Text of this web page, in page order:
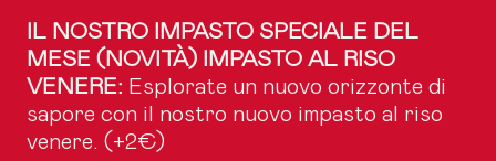
IL NOSTRO IMPASTO SPECIALE DEL
MESE (NOVITÀ) IMPASTO AL RISO
VENERE: Esplorate un nuovo orizzonte di
sapore con il nostro nuovo impasto al riso
venere. (+2€)